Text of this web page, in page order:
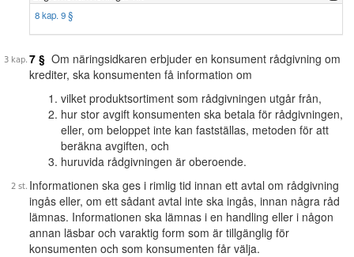
8 kap. 9 §
7 § Om näringsidkaren erbjuder en konsument rådgivning om
krediter, ska konsumenten få information om
vilket produktsortiment som rådgivningen utgår från,
hur stor avgift konsumenten ska betala för rådgivningen,
eller, om beloppet inte kan fastställas, metoden för att
beräkna avgiften, och
huruvida rådgivningen är oberoende.
Informationen ska ges i rimlig tid innan ett avtal om rådgivning
ingås eller, om ett sådant avtal inte ska ingås, innan några råd
lämnas. Informationen ska lämnas i en handling eller i någon
annan läsbar och varaktig form som är tillgänglig för
konsumenten och som konsumenten får välja.